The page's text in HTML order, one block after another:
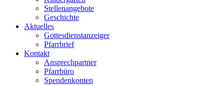
Stellenangebote
Geschichte
Aktuelles
Gottesdienstanzeiger
Pfarrbrief
Kontakt
Ansprechpartner
Pfarrbüro
Spendenkonten